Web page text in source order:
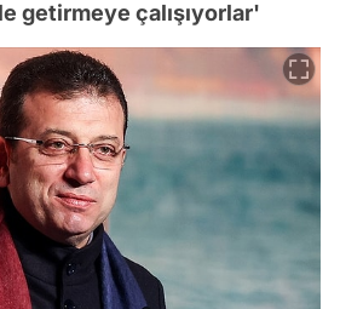
getirmeye çalışıyorlar'